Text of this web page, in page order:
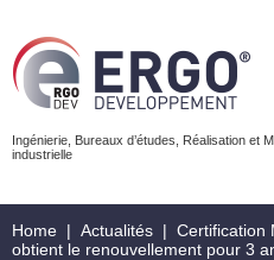
Ingénierie, Bureaux d’études, Réalisation et
industrielle
Home | Actualités | Certification
obtient le renouvellement pour 3